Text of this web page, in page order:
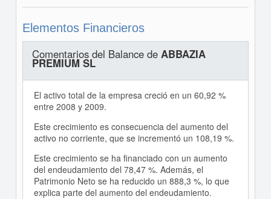
Elementos Financieros
Comentarios del Balance de ABBAZIA
PREMIUM SL
El activo total de la empresa creció en un 60,92 %
entre 2008 y 2009.
Este crecimiento es consecuencia del aumento del
activo no corriente, que se incrementó un 108,19 %.
Este crecimiento se ha financiado con un aumento
del endeudamiento del 78,47 %. Además, el
Patrimonio Neto se ha reducido un 888,3 %, lo que
explica parte del aumento del endeudamiento.